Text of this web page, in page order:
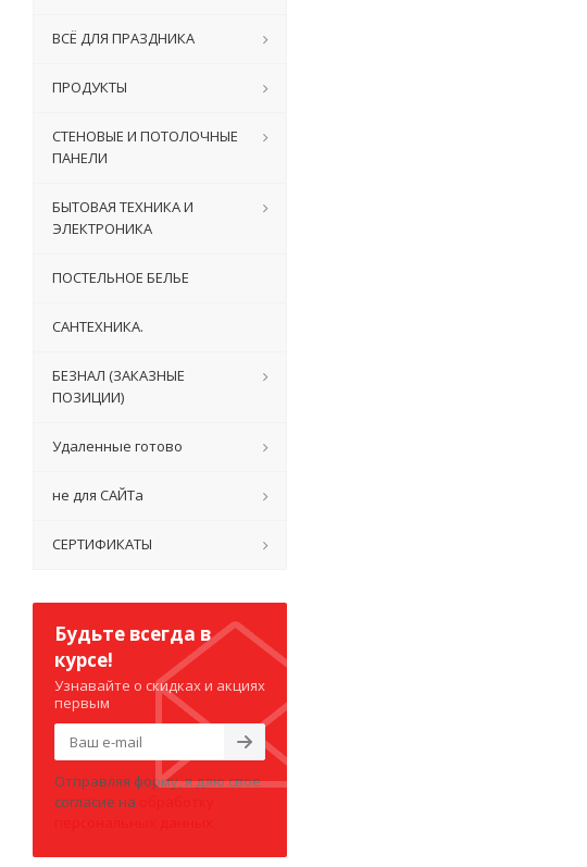
ВСЁ ДЛЯ ПРАЗДНИКА
ПРОДУКТЫ
СТЕНОВЫЕ И ПОТОЛОЧНЫЕ
ПАНЕЛИ
БЫТОВАЯ ТЕХНИКА И
ЭЛЕКТРОНИКА
ПОСТЕЛЬНОЕ БЕЛЬЕ
САНТЕХНИКА.
БЕЗНАЛ (ЗАКАЗНЫЕ
ПОЗИЦИИ)
Удаленные готово
не для САЙТа
СЕРТИФИКАТЫ
Будьте всегда в
курсе!
Узнавайте о скидках и акциях
первым
Отправляя форму, я даю свое
согласие на